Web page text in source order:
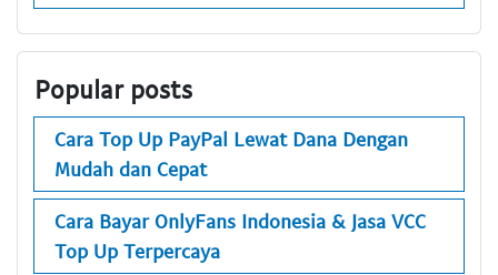
Popular posts
Cara Top Up PayPal Lewat Dana Dengan
Mudah dan Cepat
Cara Bayar OnlyFans Indonesia & Jasa VCC
Top Up Terpercaya